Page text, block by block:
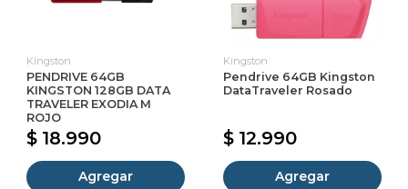
Kingston
PENDRIVE 64GB
KINGSTON 128GB DATA
TRAVELER EXODIA M
ROJO
$ 18.990
Agregar
Kingston
Pendrive 64GB Kingston
DataTraveler Rosado
$ 12.990
Agregar